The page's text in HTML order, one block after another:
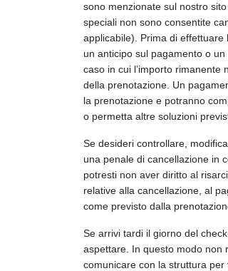
sono menzionate sul nostro
speciali non sono consentite
applicabile). Prima di
un anticipo sul pagamento o
caso in cui l’importo
della prenotazione. Un
la prenotazione e potranno
o permetta altre soluzioni
Se desideri controllare,
una penale di cancellazione in
potresti non aver diritto al
relative alla cancellazione, al
come previsto dalla
Se arrivi tardi il giorno del
aspettare. In questo modo non
comunicare con la struttura